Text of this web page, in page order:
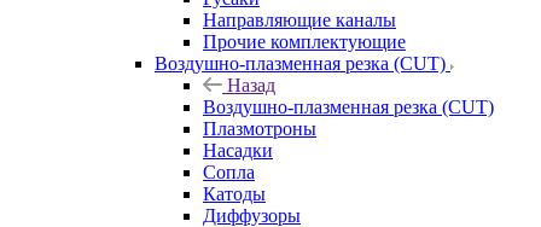
Направляющие каналы
Прочие комплектующие
Воздушно-плазменная резка (CUT)
Назад
Воздушно-плазменная резка (CUT)
Плазмотроны
Насадки
Сопла
Катоды
Диффузоры